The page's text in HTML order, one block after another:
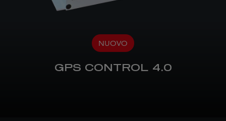
NUOVO
GPS CONTROL 4.0